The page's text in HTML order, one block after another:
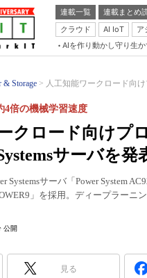
連載一覧 連載まとめ
クラウド
AI IoT ア
AIを作り動かし守り生
& Storage 人工知能ワークロード向
クロード向け
サーバを発
4倍の機械学習速度
Systemsサーバ「Power System
」を採用。ディープラーニ
公開
見る